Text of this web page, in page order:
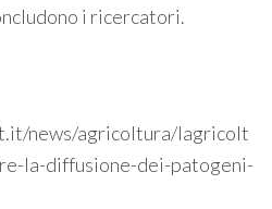
i ricercatori.
news/agricoltura/lagricolt
la-diffusione-dei-patogeni-